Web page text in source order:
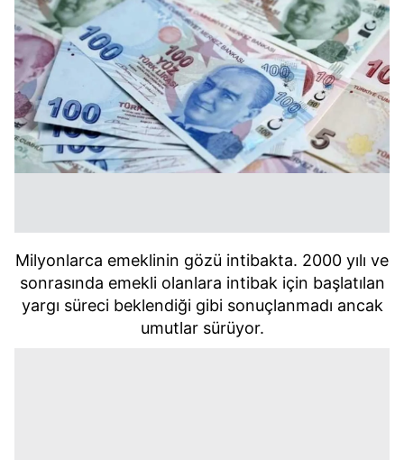
Milyonlarca emeklinin gözü intibakta. 2000 yılı ve
sonrasında emekli olanlara intibak için başlatılan
yargı süreci beklendiği gibi sonuçlanmadı ancak
umutlar sürüyor.